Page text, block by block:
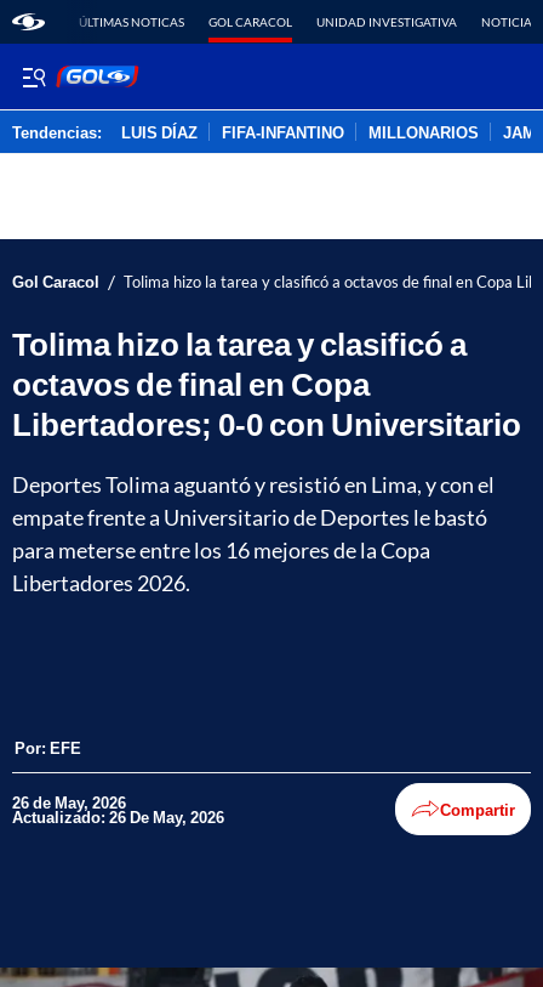
ÚLTIMAS NOTICAS GOL CARACOL UNIDAD INVESTIGATIVA NOTICIAS
Tendencias: LUIS DÍAZ FIFA-INFANTINO MILLONARIOS
Gol Caracol / Tolima hizo la tarea y clasificó a octavos de final en Copa
Tolima hizo la tarea y clasificó a
octavos de final en Copa
Libertadores; 0-0 con Universitario
Deportes Tolima aguantó y resistió en Lima, y con el
empate frente a Universitario de Deportes le bastó
para meterse entre los 16 mejores de la Copa
Libertadores 2026.
Por: EFE
26 de May, 2026
Actualizado: 26 De May, 2026 Compartir